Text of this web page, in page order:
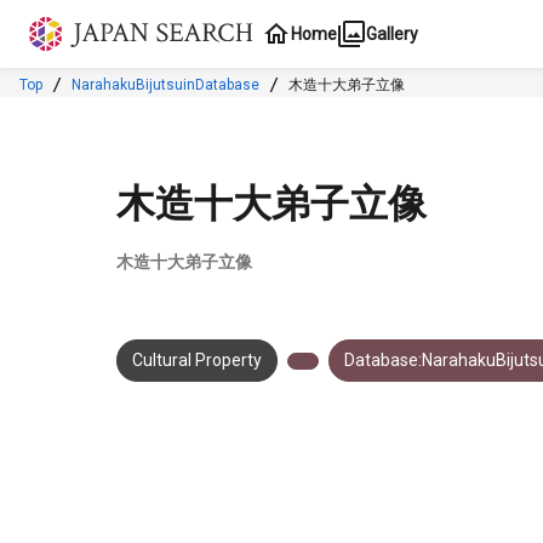
Jump to main content
Home Gallery
Top NarahakuBijutsuinDatabase 木造十大弟子立像
木造十大弟子立像
木造十大弟子立像
Cultural Property